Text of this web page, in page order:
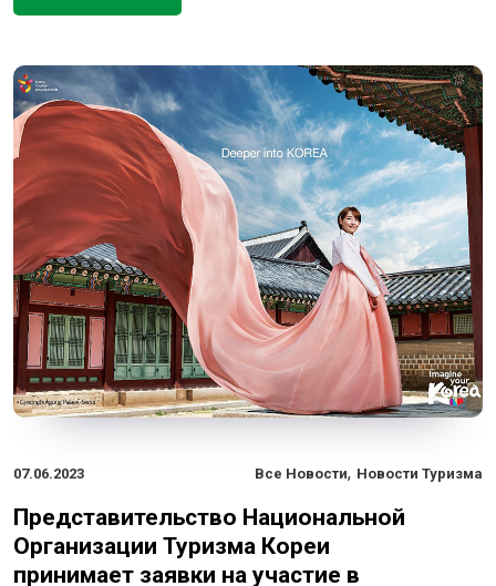
07.06.2023 Все Новости, Новости Туризма
Представительство Национальной
Организации Туризма Кореи
принимает заявки на участие в